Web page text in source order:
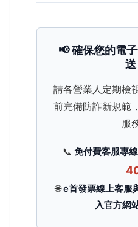
📢 確保您的電
送
請各營業人定期檢
前完備防詐新規範
服
📞 免付費客服專線
🌐e首發票線上客服
入官方網